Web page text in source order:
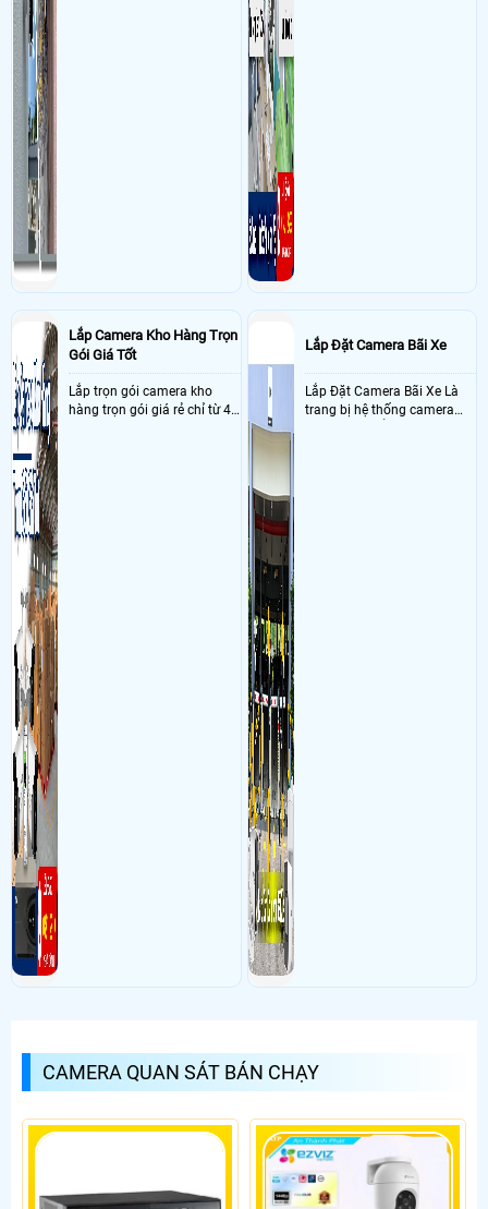
MECUSYS MS110P 8 POE (100Mbps) : 2 CÁI, Thẻ nhớ 4SGEN 128GB : 6
CÁI, TL-Archer MR400 : 1 CÁI, bộ chuyển tín hiệu POE : 6 BỘ ,
- Khách Lắp Camera Nguyễn Chí Tâm
Địa điểm lăp đặt camera 18 Đào
Trí, phường Phú Nhuận, TPHCM ( quận 7 cũ ) Sử dụng
quan sát
2 ổ cứng 1000GB SEAGATE hàng công ty (Kiệt phát LBB)
Lắp Camera Kho Hàng Trọn
Gói Giá Tốt
Lắp trọn gói camera kho
hàng trọn gói giá rẻ chỉ từ 4
Lắp Đặt Camera Bãi Xe
Lắp Đặt Camera Bãi Xe Là
trang bị hệ thống camera
CAMERA QUAN SÁT BÁN CHẠY